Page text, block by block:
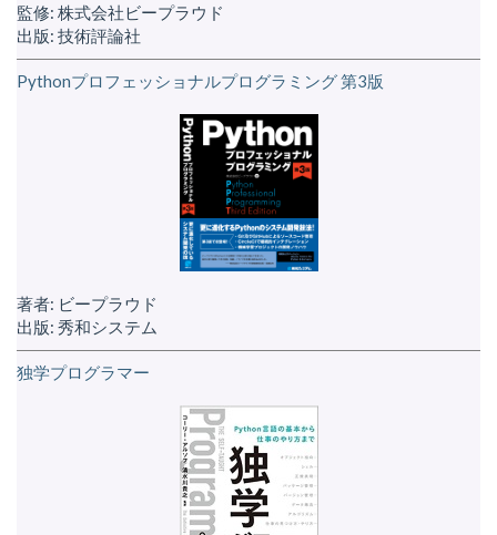
監修: 株式会社ビープラウド
出版: 技術評論社
Pythonプロフェッショナルプログラミング 第3版
著者: ビープラウド
出版: 秀和システム
独学プログラマー